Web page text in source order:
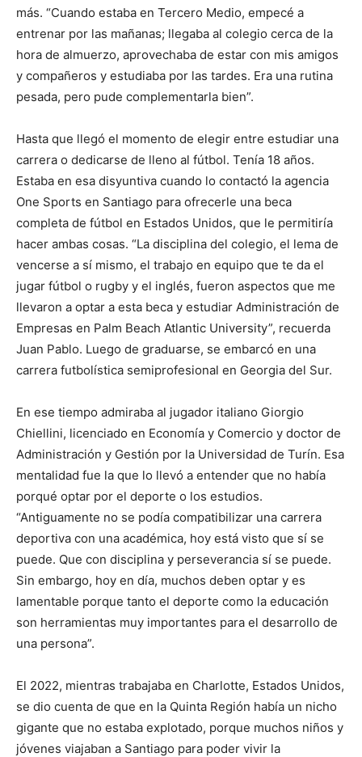
más. “Cuando estaba en Tercero Medio, empecé a
entrenar por las mañanas; llegaba al colegio cerca de la
hora de almuerzo, aprovechaba de estar con mis amigos
y compañeros y estudiaba por las tardes. Era una rutina
pesada, pero pude complementarla bien”.
Hasta que llegó el momento de elegir entre estudiar una
carrera o dedicarse de lleno al fútbol. Tenía 18 años.
Estaba en esa disyuntiva cuando lo contactó la agencia
One Sports en Santiago para ofrecerle una beca
completa de fútbol en Estados Unidos, que le permitiría
hacer ambas cosas. “La disciplina del colegio, el lema de
vencerse a sí mismo, el trabajo en equipo que te da el
jugar fútbol o rugby y el inglés, fueron aspectos que me
llevaron a optar a esta beca y estudiar Administración de
Empresas en Palm Beach Atlantic University”, recuerda
Juan Pablo. Luego de graduarse, se embarcó en una
carrera futbolística semiprofesional en Georgia del Sur.
En ese tiempo admiraba al jugador italiano Giorgio
Chiellini, licenciado en Economía y Comercio y doctor de
Administración y Gestión por la Universidad de Turín. Esa
mentalidad fue la que lo llevó a entender que no había
porqué optar por el deporte o los estudios.
“Antiguamente no se podía compatibilizar una carrera
deportiva con una académica, hoy está visto que sí se
puede. Que con disciplina y perseverancia sí se puede.
Sin embargo, hoy en día, muchos deben optar y es
lamentable porque tanto el deporte como la educación
son herramientas muy importantes para el desarrollo de
una persona”.
El 2022, mientras trabajaba en Charlotte, Estados Unidos,
se dio cuenta de que en la Quinta Región había un nicho
gigante que no estaba explotado, porque muchos niños y
jóvenes viajaban a Santiago para poder vivir la